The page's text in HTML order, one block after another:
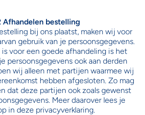
Afhandelen bestelling
bij ons plaatst, maken wij voor
gebruik van je persoonsgegevens.
voor een goede afhandeling is het
persoonsgegevens ook aan derden
wij alleen met partijen waarmee wij
hebben afgesloten. Zo mag
dat deze partijen ook zoals gewenst
Meer daarover lees je
in deze privacyverklaring.